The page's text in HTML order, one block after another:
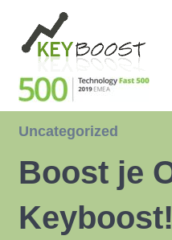
Uncategorized
Boost je
Keyboost!